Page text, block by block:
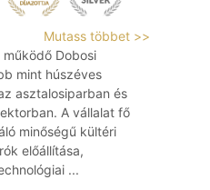
Mutass többet >>
működő Dobosi
mint húszéves
asztalosiparban és
A vállalat fő
minőségű kültéri
előállítása,
...